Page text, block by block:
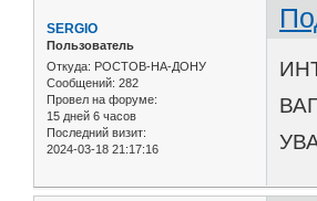
SERGIO
Пользователь
Откуда: РОСТОВ-НА-ДОНУ
Сообщений: 282
Провел на форуме:
15 дней 6 часов
Последний визит:
2024-03-18 21:17:16